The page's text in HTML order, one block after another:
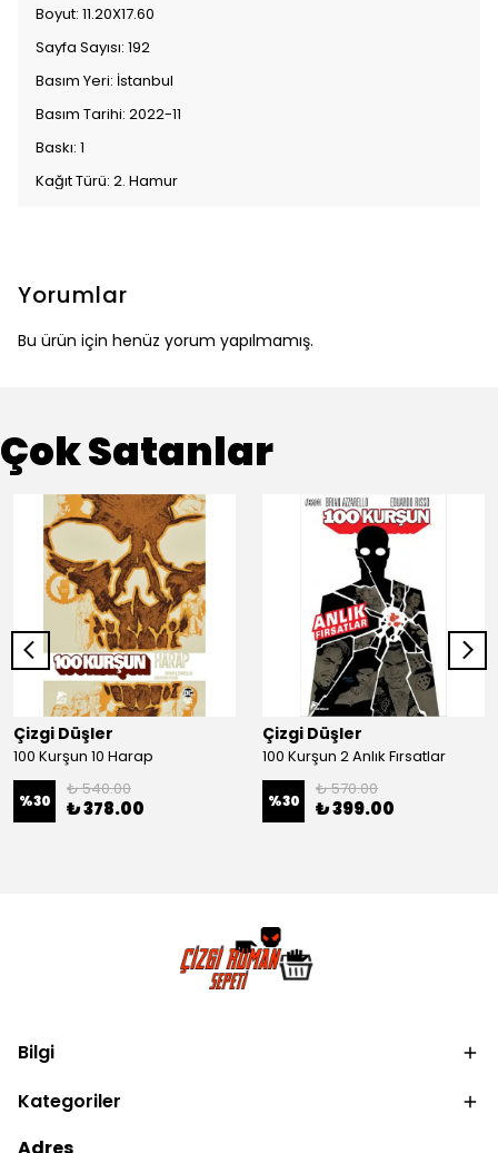
Boyut: 11.20X17.60
Sayfa Sayısı: 192
Basım Yeri: İstanbul
Basım Tarihi: 2022-11
Baskı: 1
Kağıt Türü: 2. Hamur
Yorumlar
Bu ürün için henüz yorum yapılmamış.
Çok Satanlar
Çizgi Düşler
100 Kurşun 10 Harap
%30
₺ 540.00
₺ 378.00
Çizgi Düşler
100 Kurşun 2 Anlık Fırsatlar
%30
₺ 570.00
₺ 399.00
Bilgi
Kategoriler